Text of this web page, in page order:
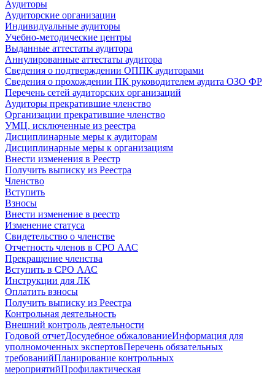
Аудиторы
Аудиторские организации
Индивидуальные аудиторы
Учебно-методические центры
Выданные аттестаты аудитора
Аннулированные аттестаты аудитора
Сведения о подтверждении ОППК аудиторами
Сведения о прохождении ПК руководителем аудита ОЗО ФР
Перечень сетей аудиторских организаций
Аудиторы прекратившие членство
Организации прекратившие членство
УМЦ, исключенные из реестра
Дисциплинарные меры к аудиторам
Дисциплинарные меры к организациям
Внести изменения в Реестр
Получить выписку из Реестра
Членство
Вступить
Взносы
Внести изменение в реестр
Изменение статуса
Свидетельство о членстве
Отчетность членов в СРО ААС
Прекращение членства
Вступить в СРО ААС
Инструкции для ЛК
Оплатить взносы
Получить выписку из Реестра
Контрольная деятельность
Внешний контроль деятельности
Годовой отчетДосудебное обжалованиеИнформация для
уполномоченных экспертовПеречень обязательных
требованийПланирование контрольных
мероприятийПрофилактическая